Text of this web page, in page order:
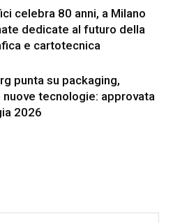
celebra 80 anni, a Milano
dedicate al futuro della
e cartotecnica
punta su packaging,
nuove tecnologie: approvata
2026